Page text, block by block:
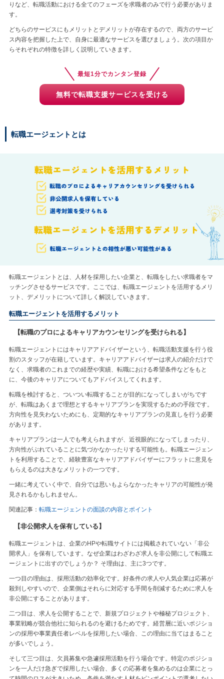
りなど、転職活動における全てのフェーズを求職者のみで行う必要がありま
す。
どちらのサービスにもメリットとデメリットが存在するので、両方のサービ
ス内容を把握した上で、自身に最適なサービスを選びましょう。次の項目か
らそれぞれの特徴を詳しく説明していきます。
最短1分でカンタン登録
無料で転職支援サービスを受ける
転職エージェントとは
転職エージェントとは、人材を採用したい企業と、転職をしたい求職者をマ
ッチングさせるサービスです。ここでは、転職エージェントを活用するメリ
ット、デメリットについて詳しく解説していきます。
転職エージェントを活用するメリット
【転職のプロによるキャリアカウンセリングを受けられる】
転職エージェントにはキャリアアドバイザーという、転職活動支援を行う役
割のスタッフが在籍しています。キャリアアドバイザーは求人の紹介だけで
なく、求職者のこれまでの経歴や実績、転職における希望条件などをもと
に、今後のキャリアについてもアドバイスしてくれます。
転職を検討すると、ついつい転職することが目的になってしまいがちです
が、転職はあくまで理想とするキャリアプランを実現するための手段です。
方向性を見失わないためにも、定期的なキャリアプランの見直しを行う必要
があります。
キャリアプランは一人でも考えられますが、近視眼的になってしまったり、
方向性がぶれていることに気づかなかったりする可能性も。転職エージェン
トを利用することで、経験豊富なキャリアアドバイザーにフラットに意見を
もらえるのは大きなメリットの一つです。
一緒に考えていく中で、自分では思いもよらなかったキャリアの可能性が発
見されるかもしれません。
関連記事： 転職エージェントの面談の内容とポイント
【非公開求人を保有している】
転職エージェントは、企業のHPや転職サイトには掲載されていない「非公
開求人」を保有しています。なぜ企業はわざわざ求人を非公開にして転職エ
ージェントに出すのでしょうか？ そ理由は、主に3つです。
一つ目の理由は、採用活動の効率化です。好条件の求人や人気企業は応募が
殺到しやすいので、企業側はそれらに対応する手間を削減するために求人を
非公開にすることがあります。
二つ目は、求人を公開することで、新規プロジェクトや極秘プロジェクト、
事業戦略が競合他社に知られるのを避けるためです。経営層に近いポジショ
ンの採用や事業責任者レベルを採用したい場合、この理由に当てはまること
が多いでしょう。
そして三つ目は、欠員募集や急遽採用活動を行う場合です。特定のポジショ
ンを一人だけ急ぎで採用したい場合、多くの応募者を集めるのは企業にとっ